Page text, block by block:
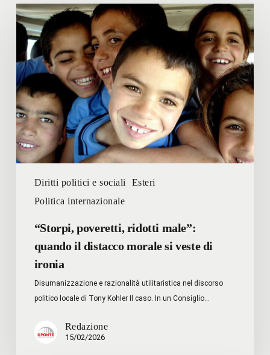
Diritti politici e sociali
Esteri
Politica internazionale
“Storpi,
poveretti,
ridotti
male”:
quando
il
distacco
morale
si
veste
di
“Storpi, poveretti, ridotti male”:
quando il distacco morale si veste di
ironia
Disumanizzazione e razionalità utilitaristica nel discorso
politico locale di Tony Kohler Il caso. In un Consiglio…
Redazione
15/02/2026